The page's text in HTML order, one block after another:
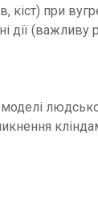
кіст) при
дії